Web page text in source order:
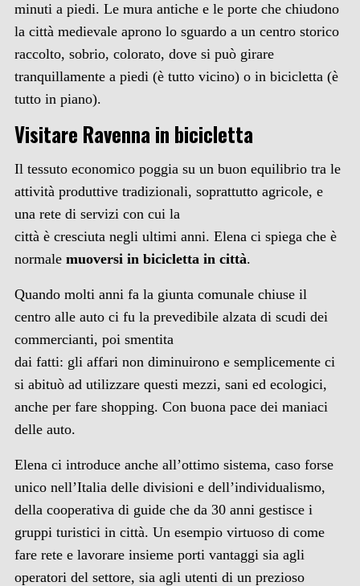
minuti a piedi. Le mura antiche e le porte che chiudono
la città medievale aprono lo sguardo a un centro storico
raccolto, sobrio, colorato, dove si può girare
tranquillamente a piedi (è tutto vicino) o in bicicletta (è
tutto in piano).
Visitare Ravenna in bicicletta
Il tessuto economico poggia su un buon equilibrio tra le
attività produttive tradizionali, soprattutto agricole, e
una rete di servizi con cui la
città è cresciuta negli ultimi anni. Elena ci spiega che è
normale muoversi in bicicletta in città.
Quando molti anni fa la giunta comunale chiuse il
centro alle auto ci fu la prevedibile alzata di scudi dei
commercianti, poi smentita
dai fatti: gli affari non diminuirono e semplicemente ci
si abituò ad utilizzare questi mezzi, sani ed ecologici,
anche per fare shopping. Con buona pace dei maniaci
delle auto.
Elena ci introduce anche all’ottimo sistema, caso forse
unico nell’Italia delle divisioni e dell’individualismo,
della cooperativa di guide che da 30 anni gestisce i
gruppi turistici in città. Un esempio virtuoso di come
fare rete e lavorare insieme porti vantaggi sia agli
operatori del settore, sia agli utenti di un prezioso